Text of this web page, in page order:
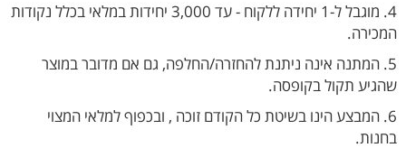
4. מוגבל ל-1 יחידה ללקוח - עד 3,000 יחידות במלאי בכלל נקודות
המכירה.
5. המתנה אינה ניתנת להחזרה/החלפה, גם אם מדובר במוצר
שהגיע תקול בקופסה.
6. המבצע הינו בשיטת כל הקודם זוכה , ובכפוף למלאי המצוי
בחנות.